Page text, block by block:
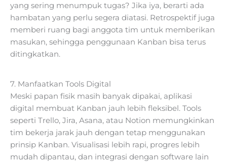
yang sering menumpuk tugas? Jika iya, berarti ada
hambatan yang perlu segera diatasi. Retrospektif juga
memberi ruang bagi anggota tim untuk memberikan
masukan, sehingga penggunaan Kanban bisa terus
ditingkatkan.
7. Manfaatkan Tools Digital
Meski papan fisik masih banyak dipakai, aplikasi
digital membuat Kanban jauh lebih fleksibel. Tools
seperti Trello, Jira, Asana, atau Notion memungkinkan
tim bekerja jarak jauh dengan tetap menggunakan
prinsip Kanban. Visualisasi lebih rapi, progres lebih
mudah dipantau, dan integrasi dengan software lain